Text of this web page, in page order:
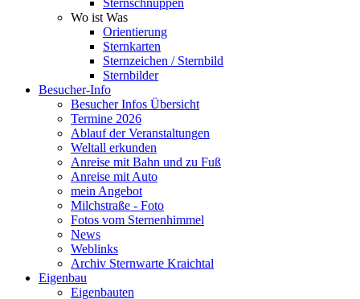
Sternschnuppen
Wo ist Was
Orientierung
Sternkarten
Sternzeichen / Sternbild
Sternbilder
Besucher-Info
Besucher Infos Übersicht
Termine 2026
Ablauf der Veranstaltungen
Weltall erkunden
Anreise mit Bahn und zu Fuß
Anreise mit Auto
mein Angebot
Milchstraße - Foto
Fotos vom Sternenhimmel
News
Weblinks
Archiv Sternwarte Kraichtal
Eigenbau
Eigenbauten